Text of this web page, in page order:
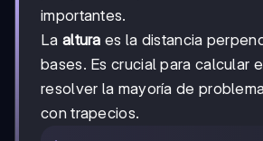
importantes.
La altura es la distancia
bases. Es crucial para calcular
resolver la mayoría de
con trapecios.